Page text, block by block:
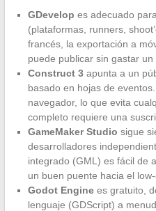
GDevelop es adecuado
(plataformas, runners,
francés, la exportación a
puede publicar sin gastar un
Construct 3apunta a un
basado en hojas de
navegador, lo que evita
completo requiere una
GameMaker Studio sigue
desarrolladores
integrado (GML) es fácil de
un buen puente hacia el low-
Godot Enginees gratuito,
lenguaje (GDScript) a